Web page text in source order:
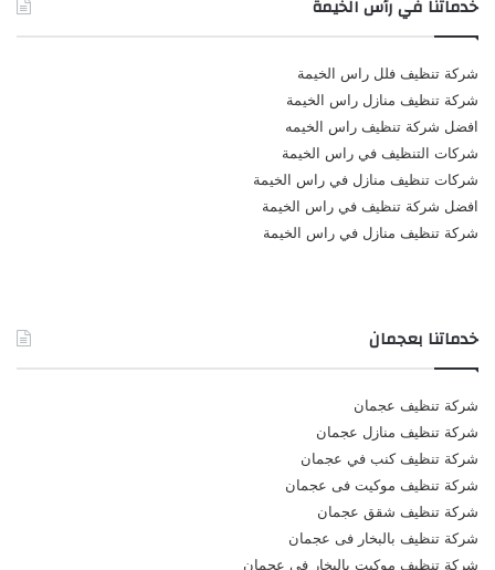
خدماتنا في رأس الخيمة
شركة تنظيف فلل راس الخيمة
شركة تنظيف منازل راس الخيمة
افضل شركة تنظيف راس الخيمه
شركات التنظيف في راس الخيمة
شركات تنظيف منازل في راس الخيمة
افضل شركة تنظيف في راس الخيمة
شركة تنظيف منازل في راس الخيمة
خدماتنا بعجمان
شركة تنظيف عجمان
شركة تنظيف منازل عجمان
شركة تنظيف كنب في عجمان
شركة تنظيف موكيت فى عجمان
شركة تنظيف شقق عجمان
شركة تنظيف بالبخار فى عجمان
شركة تنظيف موكيت بالبخار في عجمان